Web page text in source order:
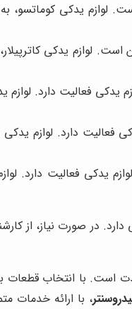
لوازم یدکی کوماتسو،
است. لوازم یدکی
فعالیت دارد. لوازم
دارد. لوازم یدکی
یدکی فعالیت دارد.
در صورت نیاز، از
با انتخاب قطعات
، با ارائه خدمات